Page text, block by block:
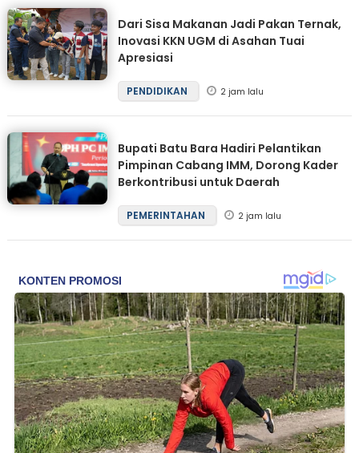
Dari Sisa Makanan Jadi Pakan Ternak,
Inovasi KKN UGM di Asahan Tuai
Apresiasi
PENDIDIKAN 2 jam lalu
Bupati Batu Bara Hadiri Pelantikan
Pimpinan Cabang IMM, Dorong Kader
Berkontribusi untuk Daerah
PEMERINTAHAN 2 jam lalu